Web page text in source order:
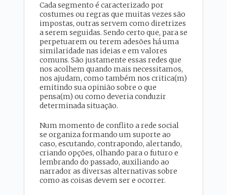
Cada segmento é caracterizado por
costumes ou regras que muitas vezes são
impostas, outras servem como diretrizes
a serem seguidas. Sendo certo que, para se
perpetuarem ou terem adesões há uma
similaridade nas ideias e em valores
comuns. São justamente essas redes que
nos acolhem quando mais necessitamos,
nos ajudam, como também nos critica(m)
emitindo sua opinião sobre o que
pensa(m) ou como deveria conduzir
determinada situação.
Num momento de conflito a rede social
se organiza formando um suporte ao
caso, escutando, contrapondo, alertando,
criando opções, olhando para o futuro e
lembrando do passado, auxiliando ao
narrador as diversas alternativas sobre
como as coisas devem ser e ocorrer.